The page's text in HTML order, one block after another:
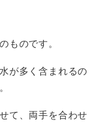
ものです。
が多く含まれるの
て、両手を合わせ